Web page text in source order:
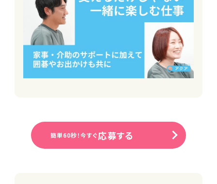
簡単60秒！今すぐ応募する